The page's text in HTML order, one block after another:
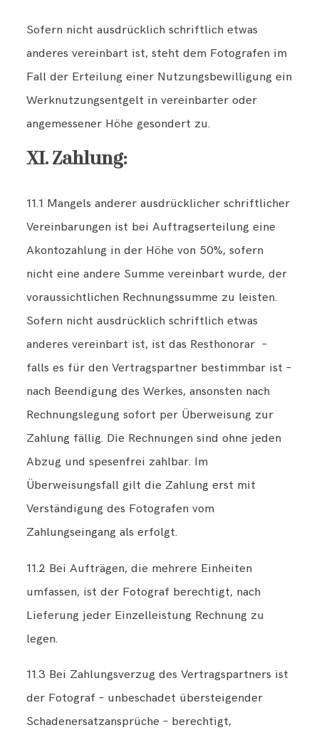
Sofern nicht ausdrücklich schriftlich etwas
anderes vereinbart ist, steht dem Fotografen im
Fall der Erteilung einer Nutzungsbewilligung ein
Werknutzungsentgelt in vereinbarter oder
angemessener Höhe gesondert zu.
XI. Zahlung:
11.1 Mangels anderer ausdrücklicher schriftlicher
Vereinbarungen ist bei Auftragserteilung eine
Akontozahlung in der Höhe von 50%, sofern
nicht eine andere Summe vereinbart wurde, der
voraussichtlichen Rechnungssumme zu leisten.
Sofern nicht ausdrücklich schriftlich etwas
anderes vereinbart ist, ist das Resthonorar –
falls es für den Vertragspartner bestimmbar ist –
nach Beendigung des Werkes, ansonsten nach
Rechnungslegung sofort per Überweisung zur
Zahlung fällig. Die Rechnungen sind ohne jeden
Abzug und spesenfrei zahlbar. Im
Überweisungsfall gilt die Zahlung erst mit
Verständigung des Fotografen vom
Zahlungseingang als erfolgt.
11.2 Bei Aufträgen, die mehrere Einheiten
umfassen, ist der Fotograf berechtigt, nach
Lieferung jeder Einzelleistung Rechnung zu
legen.
11.3 Bei Zahlungsverzug des Vertragspartners ist
der Fotograf – unbeschadet übersteigender
Schadenersatzansprüche – berechtigt,